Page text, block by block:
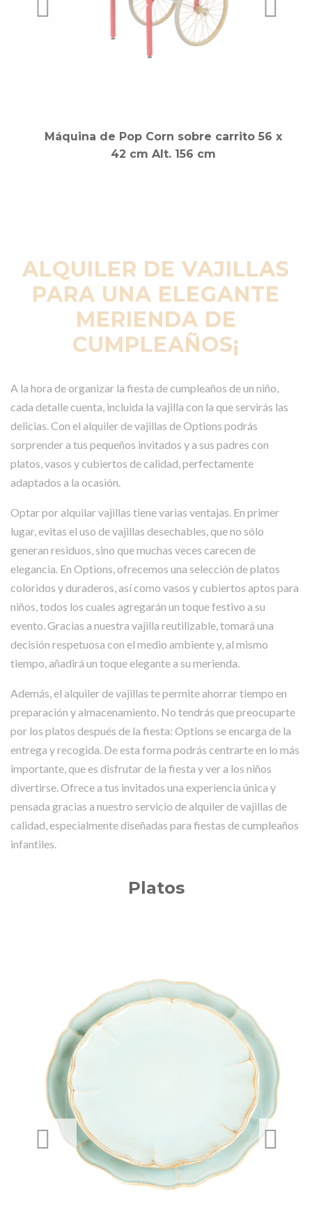
Máquina de Pop Corn sobre carrito 56 x
42 cm Alt. 156 cm
ALQUILER DE VAJILLAS
PARA UNA ELEGANTE
MERIENDA DE
CUMPLEAÑOS¡
A la hora de organizar la fiesta de cumpleaños de un niño,
cada detalle cuenta, incluida la vajilla con la que servirás las
delicias. Con el alquiler de vajillas de Options podrás
sorprender a tus pequeños invitados y a sus padres con
platos, vasos y cubiertos de calidad, perfectamente
adaptados a la ocasión.
Optar por alquilar vajillas tiene varias ventajas. En primer
lugar, evitas el uso de vajillas desechables, que no sólo
generan residuos, sino que muchas veces carecen de
elegancia. En Options, ofrecemos una selección de platos
coloridos y duraderos, así como vasos y cubiertos aptos para
niños, todos los cuales agregarán un toque festivo a su
evento. Gracias a nuestra vajilla reutilizable, tomará una
decisión respetuosa con el medio ambiente y, al mismo
tiempo, añadirá un toque elegante a su merienda.
Además, el alquiler de vajillas te permite ahorrar tiempo en
preparación y almacenamiento. No tendrás que preocuparte
por los platos después de la fiesta: Options se encarga de la
entrega y recogida. De esta forma podrás centrarte en lo más
importante, que es disfrutar de la fiesta y ver a los niños
divertirse. Ofrece a tus invitados una experiencia única y
pensada gracias a nuestro servicio de alquiler de vajillas de
calidad, especialmente diseñadas para fiestas de cumpleaños
infantiles.
Platos
PREVIOUS